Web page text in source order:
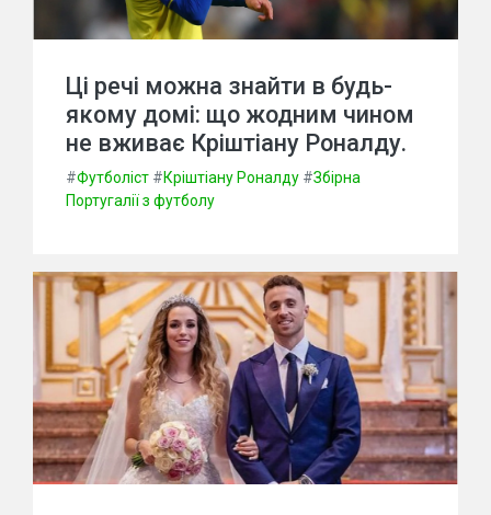
Ці речі можна знайти в будь-
якому домі: що жодним чином
не вживає Кріштіану Роналду.
#Футболіст #Кріштіану Роналду #Збірна
Португалії з футболу